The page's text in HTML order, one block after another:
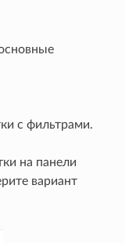
с фильтрами.
на панели
вариант